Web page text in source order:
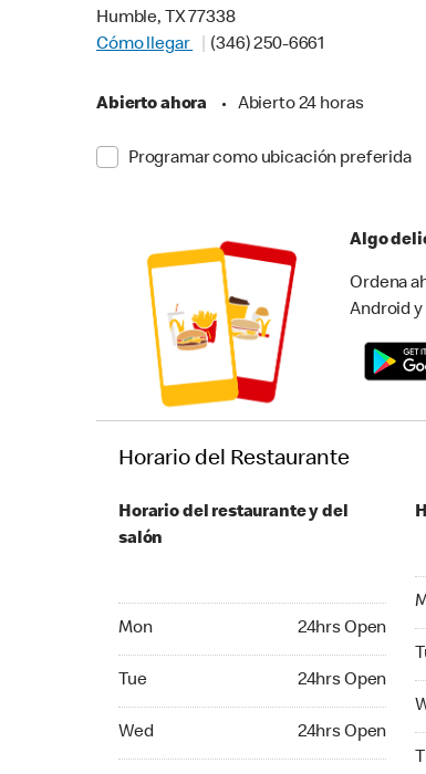
Humble, TX 77338
Cómo llegar
(346) 250-6661
Abierto ahora • Abierto 24 horas
Programar como ubicación preferida
Algo
Ordena
Android
Horario del Restaurante
Horario del restaurante y del
salón
Mon 24hrs Open
Tue 24hrs Open
Wed 24hrs Open